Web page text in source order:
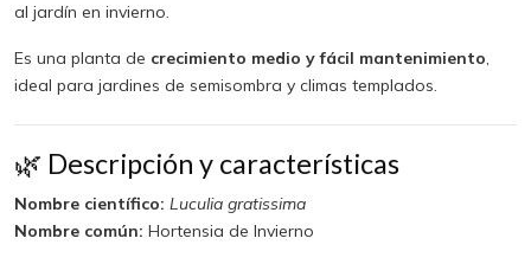
al jardín en invierno.
Es una planta de crecimiento medio y fácil mantenimiento,
ideal para jardines de semisombra y climas templados.
🌿 Descripción y características
Nombre científico: Luculia gratissima
Nombre común: Hortensia de Invierno